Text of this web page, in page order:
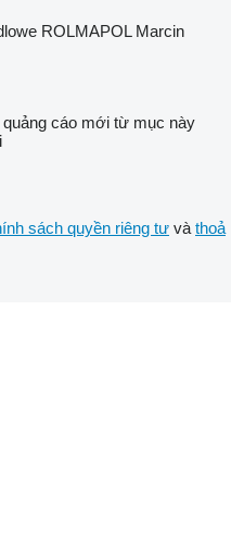
ROLMAPOL Marcin
cáo mới từ mục này
sách quyền riêng tư và thoả